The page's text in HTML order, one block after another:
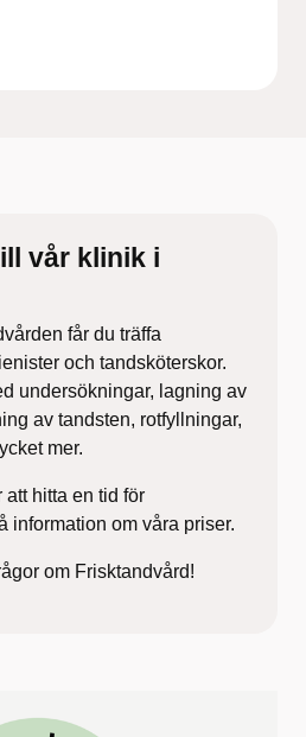
vår klinik i
får du träffa
och tandsköterskor.
undersökningar, lagning av
av tandsten, rotfyllningar,
mer.
att hitta en tid för
information om våra priser.
om Frisktandvård!